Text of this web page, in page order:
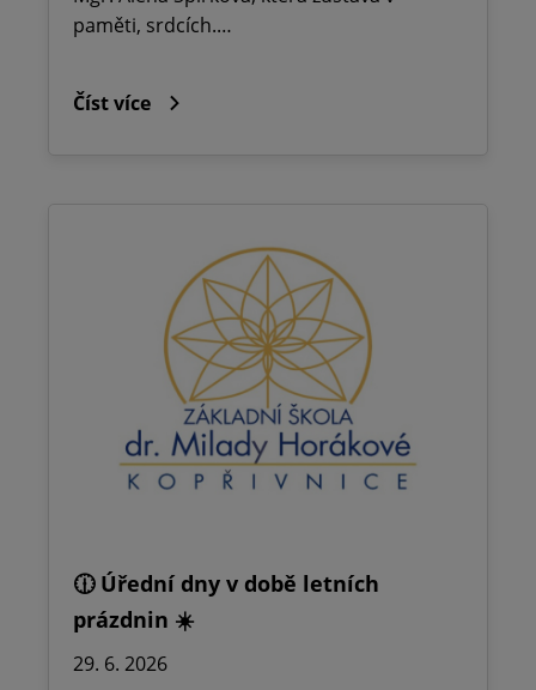
paměti, srdcích.…
Číst více
🕧 Úřední dny v době letních
prázdnin ☀️
29. 6. 2026